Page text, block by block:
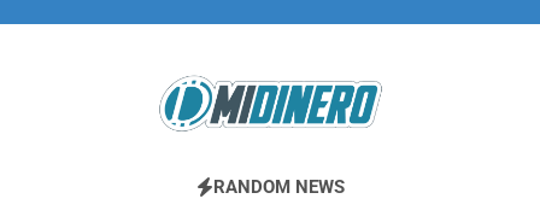
Midinero.co
Fintech, Criptomonedas
RANDOM NEWS